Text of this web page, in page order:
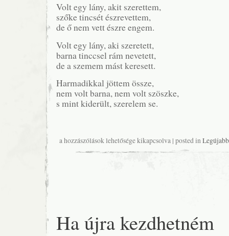
Volt egy lány, akit szerettem,
szőke tincsét észrevettem,
de ő nem vett észre engem.
Volt egy lány, aki szeretett,
barna tinccsel rám nevetett,
de a szemem mást keresett.
Harmadikkal jöttem össze,
nem volt barna, nem volt szöszke,
s mint kiderült, szerelem se.
Volt…
bejegyzéshez
a hozzászólások lehetősége kikapcsolva| posted in
Ha újra kezdhetném